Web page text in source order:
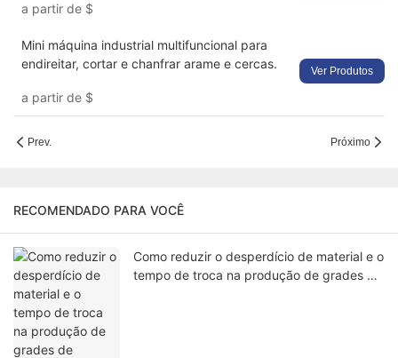
a partir de $
Mini máquina industrial multifuncional para
endireitar, cortar e chanfrar arame e cercas.
a partir de $
Ver Produtos
Prev. Próximo
RECOMENDADO PARA VOCÊ
Como reduzir o desperdício de material e o
tempo de troca na produção de grades de